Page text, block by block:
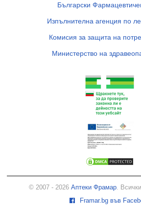
Български
Изпълнителна агенция по
Комисия за защита на
Министерство на
© 2007 - 2026 Аптеки Фрамар.
Framar.bg във